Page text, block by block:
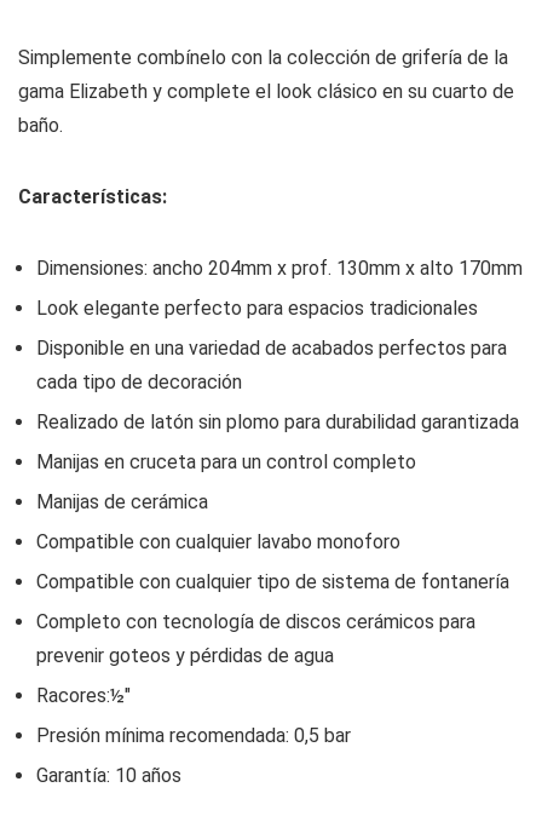
Simplemente combínelo con la colección de grifería de la
gama Elizabeth y complete el look clásico en su cuarto de
baño.
Características:
Dimensiones: ancho 204mm x prof. 130mm x alto 170mm
Look elegante perfecto para espacios tradicionales
Disponible en una variedad de acabados perfectos para
cada tipo de decoración
Realizado de latón sin plomo para durabilidad garantizada
Manijas en cruceta para un control completo
Manijas de cerámica
Compatible con cualquier lavabo monoforo
Compatible con cualquier tipo de sistema de fontanería
Completo con tecnología de discos cerámicos para
prevenir goteos y pérdidas de agua
Racores:½″
Presión mínima recomendada: 0,5 bar
Garantía: 10 años